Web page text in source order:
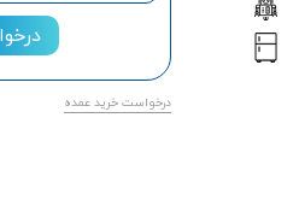
درخواست خرید عمده